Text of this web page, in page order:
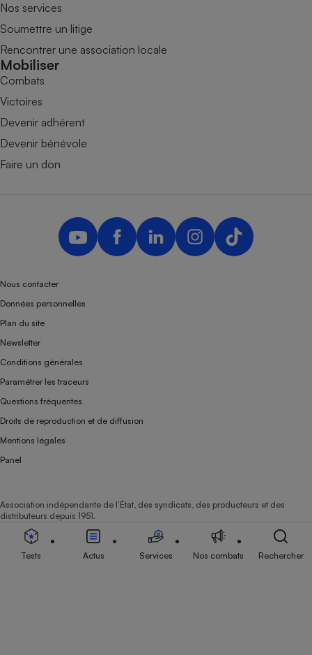
Nos services
Soumettre un litige
Rencontrer une association locale
Mobiliser
Combats
Victoires
Devenir adhérent
Devenir bénévole
Faire un don
Nous contacter
Données personnelles
Plan du site
Newsletter
Conditions générales
Paramétrer les traceurs
Questions fréquentes
Droits de reproduction et de diffusion
Mentions légales
Panel
Association indépendante de l’État, des syndicats, des producteurs et des
distributeurs depuis 1951.
Tests Actus Services Nos combats Rechercher